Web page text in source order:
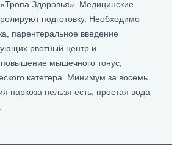
Здоровья». Медицинские
подготовку. Необходимо
парентеральное введение
рвотный центр и
мышечного тонус,
катетера. Минимум за восемь
наркоза нельзя есть, простая вода